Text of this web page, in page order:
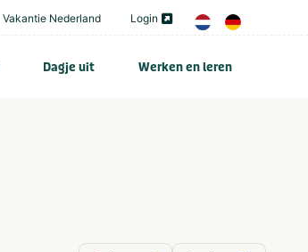
Vakantie Nederland Login
Dagje uit Werken en leren